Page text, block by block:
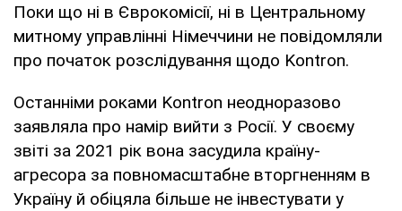
Поки що ні в Єврокомісії, ні в Центральному
митному управлінні Німеччини не повідомляли
про початок розслідування щодо Kontron.
Останніми роками Kontron неодноразово
заявляла про намір вийти з Росії. У своєму
звіті за 2021 рік вона засудила країну-
агресора за повномасштабне вторгненням в
Україну й обіцяла більше не інвестувати у